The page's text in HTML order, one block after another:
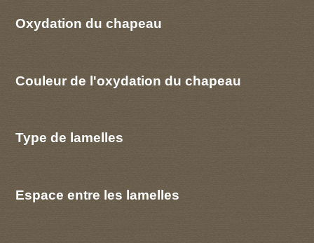
Oxydation du chapeau
Couleur de l'oxydation du chapeau
Type de lamelles
Espace entre les lamelles